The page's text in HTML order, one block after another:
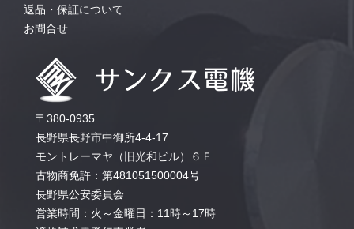
返品・保証について
お問合せ
〒380-0935
長野県長野市中御所4-4-17
モントレーマヤ（旧光和ビル）６Ｆ
古物商免許：第481051500004号
長野県公安委員会
営業時間：火～金曜日：11時～17時